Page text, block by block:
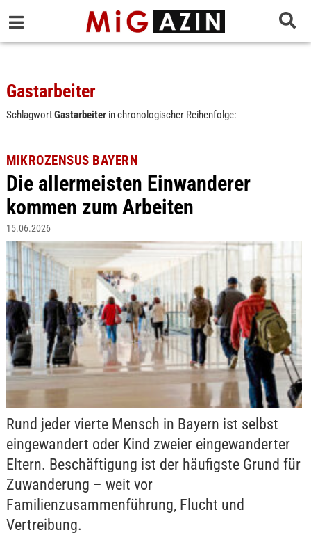
Gastarbeiter
SchlagwortGastarbeiterin chronologischer Reihenfolge:
MIKROZENSUS BAYERN
Die allermeisten Einwanderer
kommen zum Arbeiten
15.06.2026
Rund jeder vierte Mensch in Bayern ist selbst
eingewandert oder Kind zweier eingewanderter
Eltern. Beschäftigung ist der häufigste Grund für
Zuwanderung – weit vor
Familienzusammenführung, Flucht und
Vertreibung.